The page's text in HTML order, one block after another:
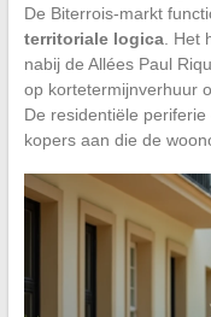
De Biterrois-markt
territoriale logica. Het
nabij de Allées Paul
op kortetermijnverhuur
De residentiële
kopers aan die de